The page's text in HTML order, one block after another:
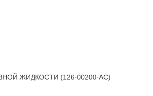
ЖИДКОСТИ (126-00200-AC)